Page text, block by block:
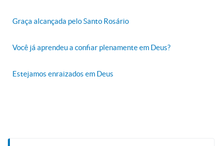
Graça alcançada pelo Santo Rosário
Você já aprendeu a confiar plenamente em Deus?
Estejamos enraizados em Deus